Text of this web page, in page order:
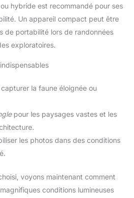
hybride est recommandé pour ses
Un appareil compact peut être
de portabilité lors de randonnées
exploratoires.
la faune éloignée ou
pour les paysages vastes et les
les photos dans des conditions
voyons maintenant comment
conditions lumineuses